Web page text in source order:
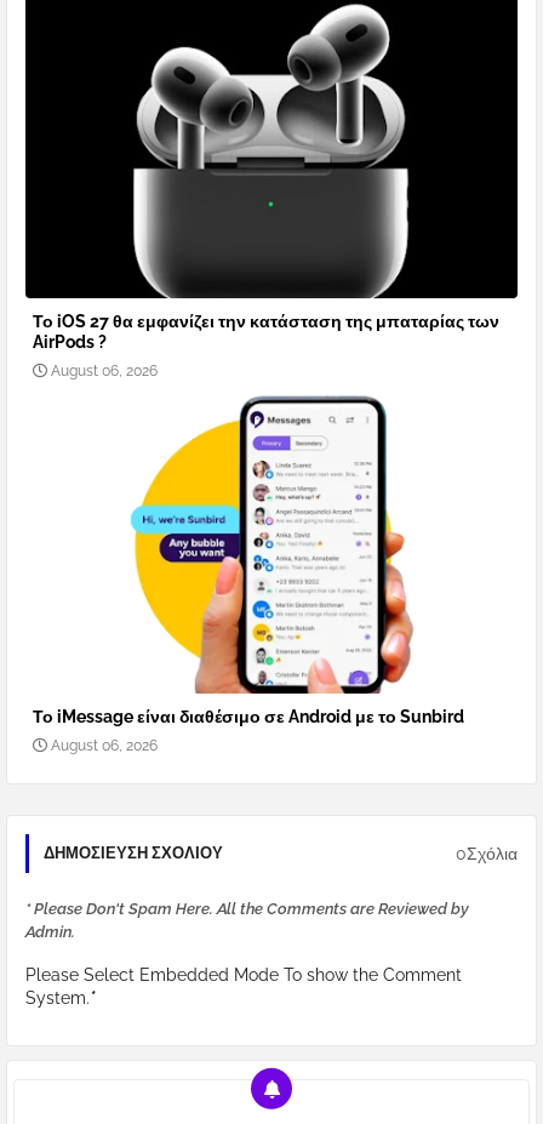
Το iOS 27 θα εμφανίζει την κατάσταση της μπαταρίας των
AirPods ?
August 06, 2026
Το iMessage είναι διαθέσιμο σε Android με το Sunbird
August 06, 2026
ΔΗΜΟΣΊΕΥΣΗ ΣΧΟΛΊΟΥ 0Σχόλια
* Please Don't Spam Here. All the Comments are Reviewed by
Admin.
Please Select Embedded Mode To show the Comment
System.*